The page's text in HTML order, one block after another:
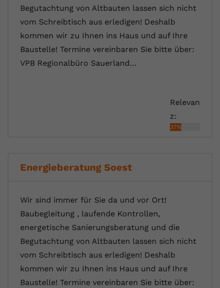
Begutachtung von Altbauten lassen sich nicht
vom Schreibtisch aus erledigen! Deshalb
kommen wir zu Ihnen ins Haus und auf Ihre
Baustelle! Termine vereinbaren Sie bitte über:
VPB Regionalbüro Sauerland…
Relevan
z:
37%
Energieberatung Soest
Wir sind immer für Sie da und vor Ort!
Baubegleitung , laufende Kontrollen,
energetische Sanierungsberatung und die
Begutachtung von Altbauten lassen sich nicht
vom Schreibtisch aus erledigen! Deshalb
kommen wir zu Ihnen ins Haus und auf Ihre
Baustelle! Termine vereinbaren Sie bitte über: